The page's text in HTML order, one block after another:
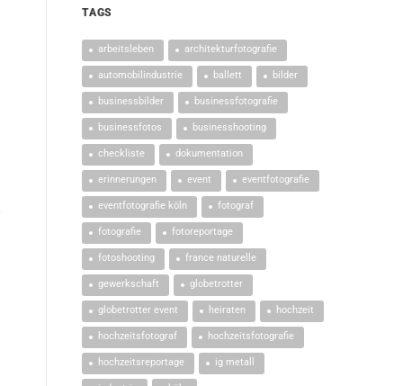
TAGS
arbeitsleben architekturfotografie
automobilindustrie ballett bilder
businessbilder businessfotografie
businessfotos businesshooting
checkliste dokumentation
erinnerungen event eventfotografie
eventfotografie köln fotograf
fotografie fotoreportage
fotoshooting france naturelle
gewerkschaft globetrotter
globetrotter event heiraten hochzeit
hochzeitsfotograf hochzeitsfotografie
hochzeitsreportage ig metall